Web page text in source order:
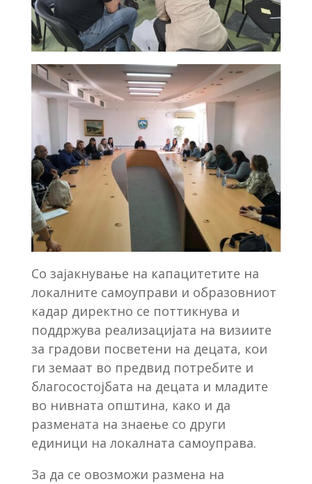
Со зајакнување на капацитетите на
локалните самоуправи и образовниот
кадар директно се поттикнува и
поддржува реализацијата на визиите
за градови посветени на децата, кои
ги земаат во предвид потребите и
благосостојбата на децата и младите
во нивната општина, како и да
размената на знаење со други
единици на локалната самоуправа.
За да се овозможи размена на